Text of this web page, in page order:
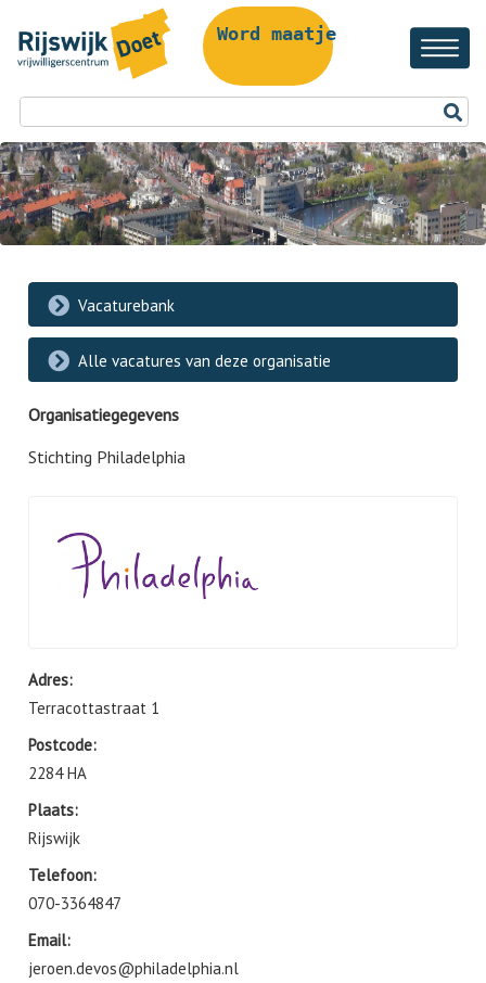
Word maatje!
Vacaturebank
Alle vacatures van deze organisatie
Organisatiegegevens
Stichting Philadelphia
Adres:
Terracottastraat 1
Postcode:
2284 HA
Plaats:
Rijswijk
Telefoon:
070-3364847
Email:
jeroen.devos@philadelphia.nl